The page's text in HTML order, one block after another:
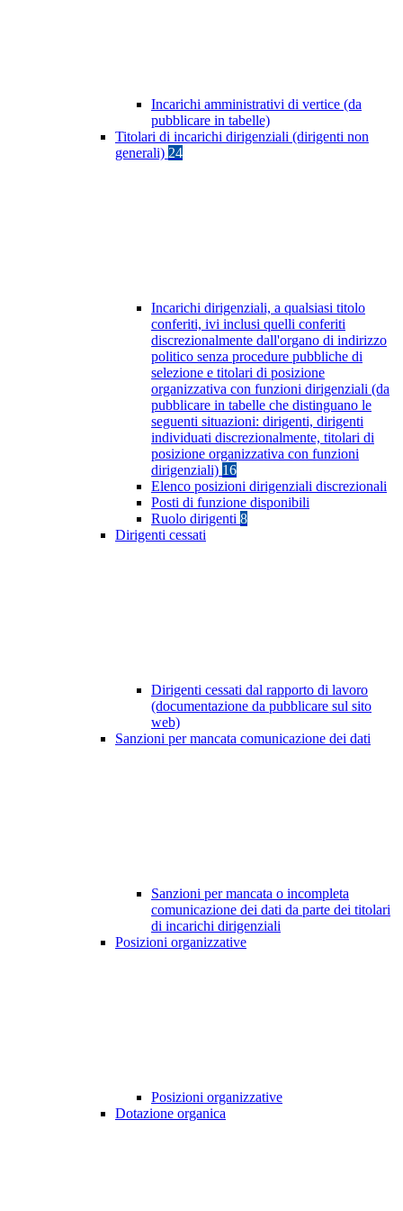
Incarichi amministrativi di vertice (da
pubblicare in tabelle)
Titolari di incarichi dirigenziali (dirigenti non
generali) 24
Incarichi dirigenziali, a qualsiasi titolo
conferiti, ivi inclusi quelli conferiti
discrezionalmente dall'organo di indirizzo
politico senza procedure pubbliche di
selezione e titolari di posizione
organizzativa con funzioni dirigenziali (da
pubblicare in tabelle che distinguano le
seguenti situazioni: dirigenti, dirigenti
individuati discrezionalmente, titolari di
posizione organizzativa con funzioni
dirigenziali) 16
Elenco posizioni dirigenziali discrezionali
Posti di funzione disponibili
Ruolo dirigenti 8
Dirigenti cessati
Dirigenti cessati dal rapporto di lavoro
(documentazione da pubblicare sul sito
web)
Sanzioni per mancata comunicazione dei dati
Sanzioni per mancata o incompleta
comunicazione dei dati da parte dei titolari
di incarichi dirigenziali
Posizioni organizzative
Posizioni organizzative
Dotazione organica